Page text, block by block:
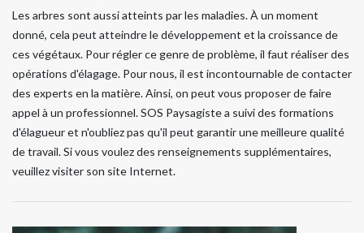
Les arbres sont aussi atteints par les maladies. À un moment
donné, cela peut atteindre le développement et la croissance de
ces végétaux. Pour régler ce genre de problème, il faut réaliser des
opérations d'élagage. Pour nous, il est incontournable de contacter
des experts en la matière. Ainsi, on peut vous proposer de faire
appel à un professionnel. SOS Paysagiste a suivi des formations
d'élagueur et n'oubliez pas qu'il peut garantir une meilleure qualité
de travail. Si vous voulez des renseignements supplémentaires,
veuillez visiter son site Internet.